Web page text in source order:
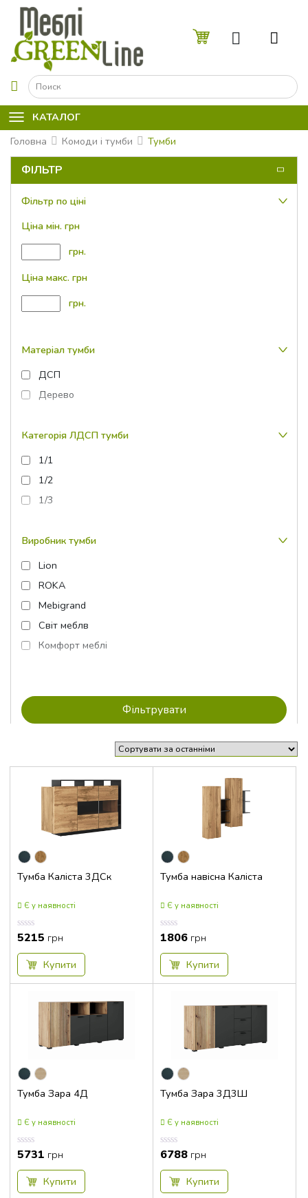
☰
КАТАЛОГ
Головна
Комоди і тумби Тумби
ФІЛЬТР
Фільтр по ціні
Ціна мін. грн
грн.
Ціна макс. грн
грн.
Матеріал тумби
ДСП
Дерево
Категорія ЛДСП тумби
1/1
1/2
1/3
Виробник тумби
Lion
ROKA
Mebigrand
Світ меблв
Комфорт меблі
Тумба Каліста 3ДСк
Є у наявності
Оцінка
0.00
з
5215 грн
Купити
Тумба навісна Каліста
Є у наявності
Оцінка
0.00
з
1806 грн
Купити
Тумба Зара 4Д
Є у наявності
Оцінка
0.00
з
5731 грн
Купити
Тумба Зара 3Д3Ш
Є у наявності
Оцінка
0.00
з
6788 грн
Купити